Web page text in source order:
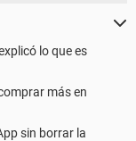
lo que es
más en
sin borrar la